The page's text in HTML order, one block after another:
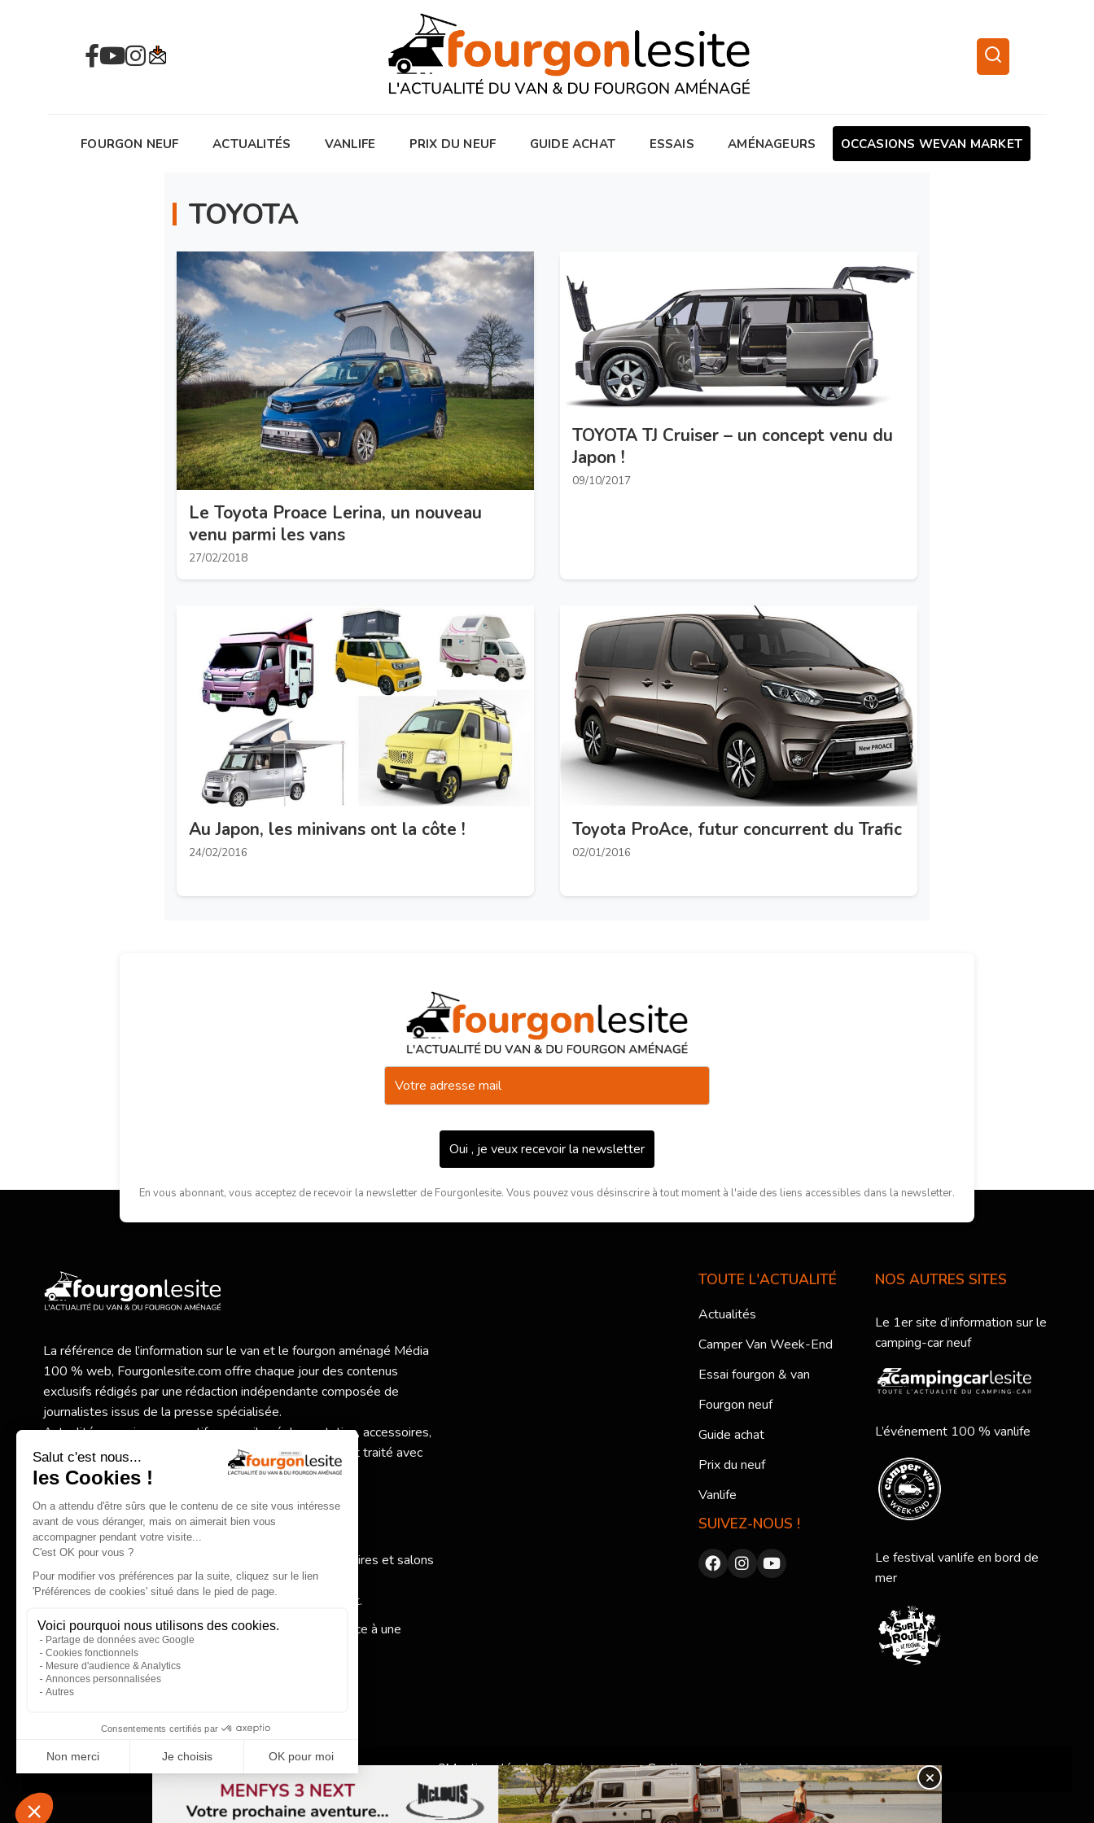
FOURGON NEUF ACTUALITÉS VANLIFE PRIX DU NEUF GUIDE ACHAT ESSAIS AMÉNAGEURS OCCASIONS WEVAN MARKET
TOYOTA
Le Toyota Proace Lerina, un nouveau
venu parmi les vans
27/02/2018
TOYOTA TJ Cruiser – un concept venu du
Japon !
09/10/2017
Au Japon, les minivans ont la côte !
24/02/2016
Toyota ProAce, futur concurrent du Trafic
02/01/2016
Oui , je veux recevoir la newsletter
En vous abonnant, vous acceptez de recevoir la newsletter de Fourgonlesite. Vous pouvez vous désinscrire à tout moment à l'aide des liens accessibles dans la newsletter.
La référence de l’information sur le van et le fourgon aménagé Média
100 % web, Fourgonlesite.com offre chaque jour des contenus
exclusifs rédigés par une rédaction indépendante composée de
journalistes issus de la presse spécialisée.
Actualités, essais, comparatifs, conseils, réglementation, accessoires,
vanlife… tout l’univers du van et du fourgon aménagé est traité avec
rigueur et objectivité.
Nouveaux modèles et essais exclusifs,
Comparatifs et conseils pratiques pour bien choisir,
Actualité des constructeurs, réglementation, accessoires et salons
spécialisés,
Inspirations autour de la vanlife et du voyage itinérant.
Fourgonlesite.com, votre guide pour un choix éclairé grâce à une
information claire, complète et indépendante.
TOUTE L'ACTUALITÉ
Actualités
Camper Van Week-End
Essai fourgon & van
Fourgon neuf
Guide achat
Prix du neuf
Vanlife
SUIVEZ-NOUS !
NOS AUTRES SITES
Le 1er site d’information sur le
camping-car neuf
L’événement 100 % vanlife
Le festival vanlife en bord de
mer
Qui sommes-nous ?Mentions légalesDevenir annonceurGestion des cookies ×